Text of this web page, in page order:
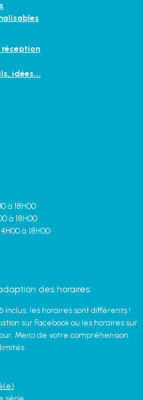
réception
idées...
à 18H00
à 18H00
à 18H00
des horaires:
inclus, les horaires sont différents !
sur Facebook ou les horaires sur
Merci de votre compréhension.